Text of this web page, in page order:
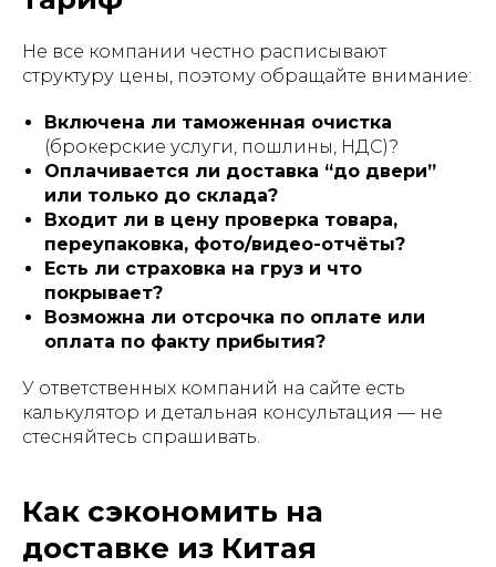
Не все компании честно расписывают
структуру цены, поэтому обращайте внимание:
Включена ли таможенная очистка
(брокерские услуги, пошлины, НДС)?
Оплачивается ли доставка “до двери”
или только до склада?
Входит ли в цену проверка товара,
переупаковка, фото/видео-отчёты?
Есть ли страховка на груз и что
покрывает?
Возможна ли отсрочка по оплате или
оплата по факту прибытия?
У ответственных компаний на сайте есть
калькулятор и детальная консультация — не
стесняйтесь спрашивать.
Как сэкономить на
доставке из Китая